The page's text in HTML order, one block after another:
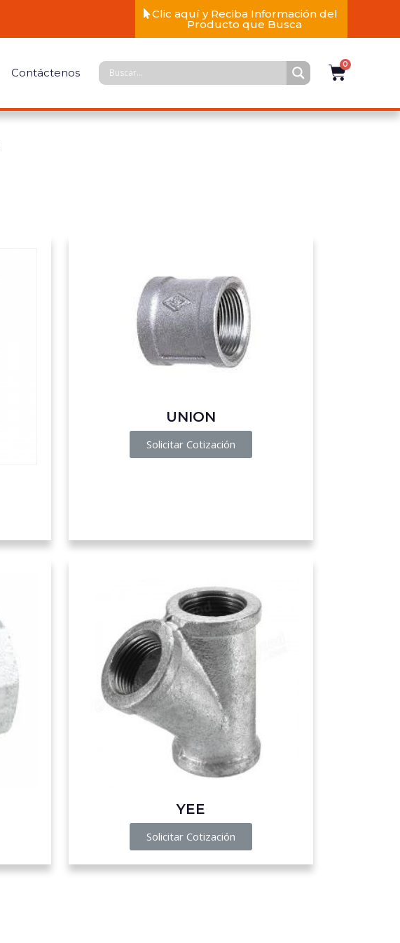
Clic aquí y Reciba Información del
Producto que Busca
Contáctenos
UNION
Solicitar Cotización
YEE
Solicitar Cotización